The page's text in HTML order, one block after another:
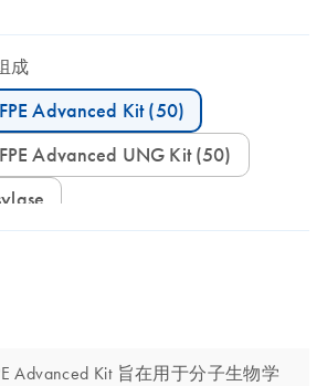
成
Advanced Kit (50)
Advanced UNG Kit (50)
Advanced Kit 旨在用于分子生物学